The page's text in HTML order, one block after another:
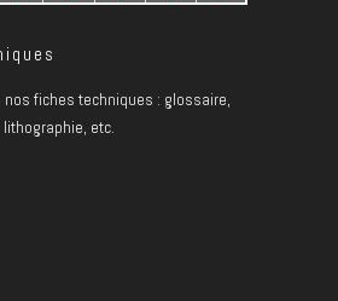
nos fiches techniques : glossaire,
etc.